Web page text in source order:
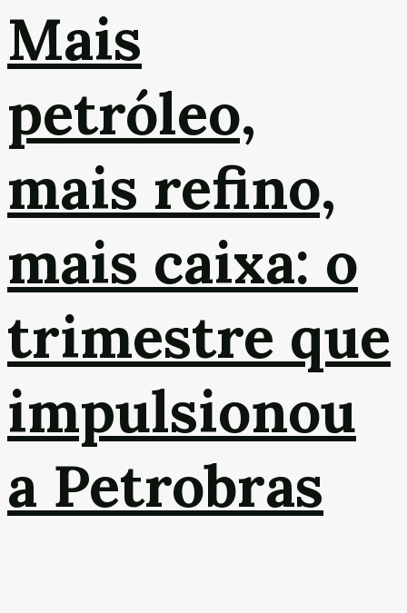
Mais
petróleo,
mais refino,
mais caixa: o
trimestre que
impulsionou
a Petrobras